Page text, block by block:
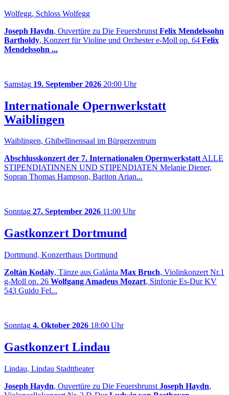
Wolfegg, Schloss Wolfegg
Joseph Haydn, Ouvertüre zu Die Feuersbrunst Felix Mendelssohn
Bartholdy, Konzert für Violine und Orchester e-Moll op. 64 Felix
Mendelssohn ...
Samstag 19. September 2026 20:00 Uhr
Internationale Opernwerkstatt
Waiblingen
Waiblingen, Ghibellinensaal im Bürgerzentrum
Abschlusskonzert der 7. Internationalen OpernwerkstattALLE
STIPENDIATINNEN UND STIPENDIATEN Melanie Diener,
Sopran Thomas Hampson, Bariton Arian...
Sonntag 27. September 2026 11:00 Uhr
Gastkonzert Dortmund
Dortmund, Konzerthaus Dortmund
Zoltán Kodály, Tänze aus Galánta Max Bruch, Violinkonzert Nr.1
g-Moll op. 26 Wolfgang Amadeus Mozart, Sinfonie Es-Dur KV
543 Guido Fel...
Sonntag 4. Oktober 2026 18:00 Uhr
Gastkonzert Lindau
Lindau, Lindau Stadttheater
Joseph Haydn, Ouvertüre zu Die Feuersbrunst Joseph Haydn,